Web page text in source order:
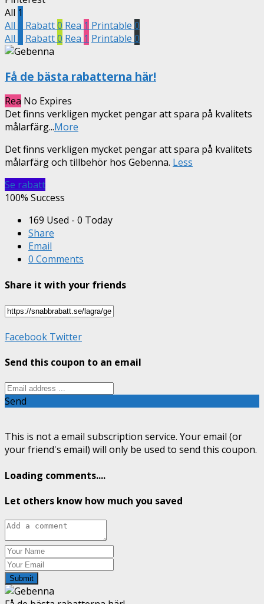
All 1
All
Rabatt0 Rea 1 Printable 0
All
Rabatt0 Rea 1 Printable 0
Få de bästa rabatterna här!
Rea No Expires
Det finns verkligen mycket pengar att spara på kvalitets
målarfärg...More
Det finns verkligen mycket pengar att spara på kvalitets
målarfärg och tillbehör hos Gebenna. Less
Se rabatt
100% Success
169 Used - 0 Today
Share
Email
0 Comments
Share it with your friends
Facebook Twitter
Send this coupon to an email
Send
This is not a email subscription service. Your email (or
your friend's email) will only be used to send this coupon.
Loading comments....
Let others know how much you saved
Submit